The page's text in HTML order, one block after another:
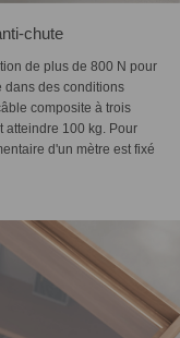
chute
de plus de 800 N pour
dans des conditions
composite à trois
atteindre 100 kg. Pour
d'un mètre est fixé